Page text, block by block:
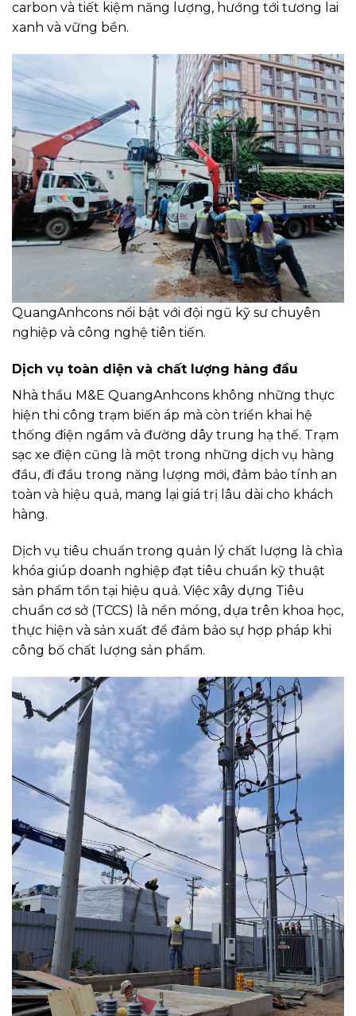
carbon và tiết kiệm năng lượng, hướng tới tương lai
xanh và vững bền.
QuangAnhcons nổi bật với đội ngũ kỹ sư chuyên
nghiệp và công nghệ tiên tiến.
Dịch vụ toàn diện và chất lượng hàng đầu
Nhà thầu M&E QuangAnhcons không những thực
hiện thi công trạm biến áp mà còn triển khai hệ
thống điện ngầm và đường dây trung hạ thế. Trạm
sạc xe điện cũng là một trong những dịch vụ hàng
đầu, đi đầu trong năng lượng mới, đảm bảo tính an
toàn và hiệu quả, mang lại giá trị lâu dài cho khách
hàng.
Dịch vụ tiêu chuẩn trong quản lý chất lượng là chìa
khóa giúp doanh nghiệp đạt tiêu chuẩn kỹ thuật
sản phẩm tồn tại hiệu quả. Việc xây dựng Tiêu
chuẩn cơ sở (TCCS) là nền móng, dựa trên khoa học,
thực hiện và sản xuất để đảm bảo sự hợp pháp khi
công bố chất lượng sản phẩm.